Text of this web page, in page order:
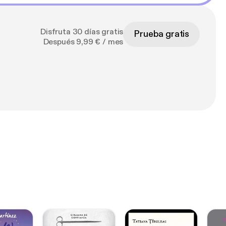
Disfruta 30 días gratis
Después 9,99 € / mes
Prueba gratis